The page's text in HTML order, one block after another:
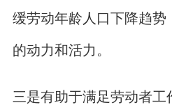
缓劳动年龄人口下降趋势
的动力和活力。
三是有助于满足劳动者